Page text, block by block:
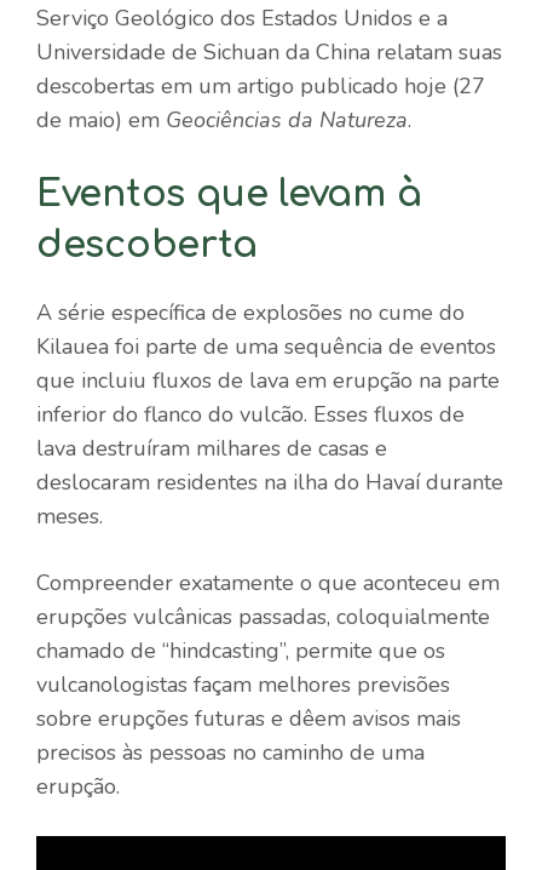
Serviço Geológico dos Estados Unidos e a
Universidade de Sichuan da China relatam suas
descobertas em um artigo publicado hoje (27
de maio) em Geociências da Natureza.
Eventos que levam à
descoberta
A série específica de explosões no cume do
Kilauea foi parte de uma sequência de eventos
que incluiu fluxos de lava em erupção na parte
inferior do flanco do vulcão. Esses fluxos de
lava destruíram milhares de casas e
deslocaram residentes na ilha do Havaí durante
meses.
Compreender exatamente o que aconteceu em
erupções vulcânicas passadas, coloquialmente
chamado de “hindcasting”, permite que os
vulcanologistas façam melhores previsões
sobre erupções futuras e dêem avisos mais
precisos às pessoas no caminho de uma
erupção.